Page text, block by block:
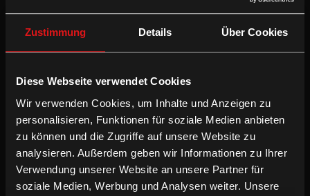
Zustimmung Details Über Cookies
Diese Webseite verwendet Cookies
Wir verwenden Cookies, um Inhalte und Anzeigen zu
personalisieren, Funktionen für soziale Medien anbieten
zu können und die Zugriffe auf unsere Website zu
analysieren. Außerdem geben wir Informationen zu Ihrer
Verwendung unserer Website an unsere Partner für
soziale Medien, Werbung und Analysen weiter. Unsere
Drehbuch:Mo Harawe
Besetzung:Ahmed Ali Farah, Anab Ahmed Ibrahim, Ahmed
Inkludierte Sprachfassungen:
Somalische OV mit deUT
Deutsche Synchronfassung
Audiodeskription